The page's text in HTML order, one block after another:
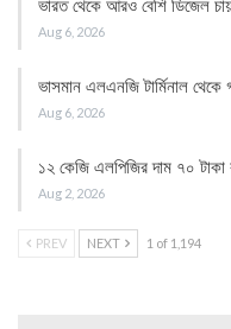
ভারত থেকে আরও বেশি ডিজেল
Aug 6, 2026
ভাসমান এলএনজি টার্মিনাল
Aug 6, 2026
১২ কেজি এলপিজির দাম ৭০ টাকা
Aug 2, 2026
PREV NEXT 1 of 1,194